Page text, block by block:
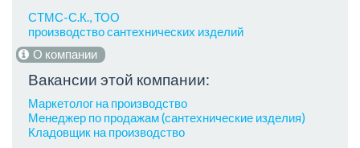
СТМС-С.К., ТОО
производство сантехнических изделий
О компании
Вакансии этой компании:
Маркетолог на производство
Менеджер по продажам (сантехнические изделия)
Кладовщик на производство